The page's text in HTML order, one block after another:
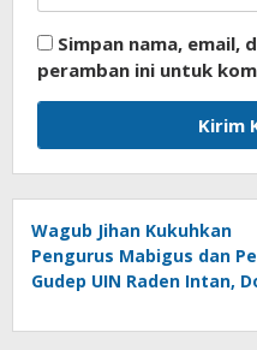
Simpan nama, email,
peramban ini untuk
Wagub Jihan Kukuhkan
Pengurus Mabigus dan
Gudep UIN Raden Intan,
Generasi Muda